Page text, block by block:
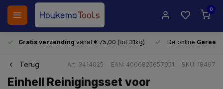
0
Gratis verzending vanaf € 75,00 (tot 31kg) De online
Terug Art: 3414025 EAN: 4006825657951 SKU: 18497
Einhell Reinigingsset voor